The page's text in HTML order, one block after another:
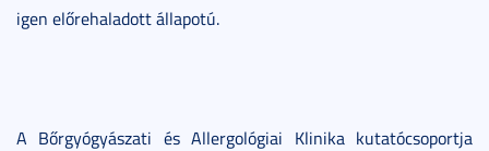
igen előrehaladott állapotú.
A Bőrgyógyászati és Allergológiai Klinika kutatócsoportja